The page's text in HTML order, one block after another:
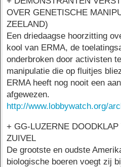
OVER GENETISCHE
ZEELAND)
Een driedaagse hoorzitting
kool van ERMA, de
onderbroken door activisten
manipulatie die op fluitjes
ERMA heeft nog nooit een
afgewezen.
http://www.lobbywatch.org/
+ GG-LUZERNE
ZUIVEL
De grootste en oudste
biologische boeren voegt zij